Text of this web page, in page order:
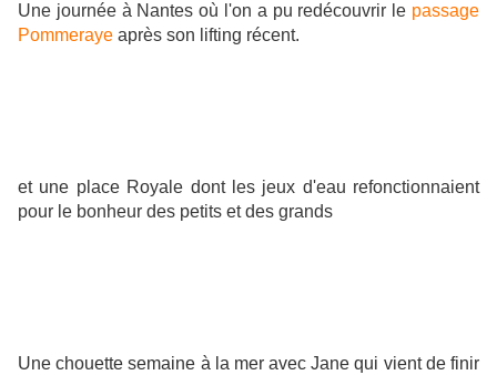
Une journée à Nantes où l'on a pu redécouvrir le passage
Pommeraye après son lifting récent.
et une place Royale dont les jeux d'eau refonctionnaient
pour le bonheur des petits et des grands
Une chouette semaine à la mer avec Jane qui vient de finir